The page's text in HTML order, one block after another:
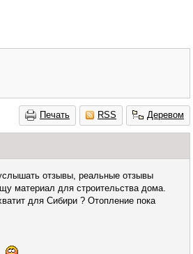
Печать RSS Деревом
отзывы, реальные отзывы
материал для строительства дома.
для Сибири ? Отопление пока